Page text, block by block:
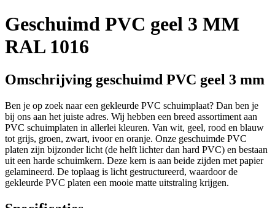
Geschuimd PVC geel 3 MM
RAL 1016
Omschrijving geschuimd PVC geel 3 mm
Ben je op zoek naar een gekleurde PVC schuimplaat? Dan ben je
bij ons aan het juiste adres. Wij hebben een breed assortiment aan
PVC schuimplaten in allerlei kleuren. Van wit, geel, rood en blauw
tot grijs, groen, zwart, ivoor en oranje. Onze geschuimde PVC
platen zijn bijzonder licht (de helft lichter dan hard PVC) en bestaan
uit een harde schuimkern. Deze kern is aan beide zijden met papier
gelamineerd. De toplaag is licht gestructureerd, waardoor de
gekleurde PVC platen een mooie matte uitstraling krijgen.